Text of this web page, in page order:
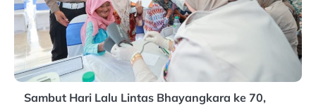
Sambut Hari Lalu Lintas Bhayangkara ke 70,